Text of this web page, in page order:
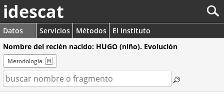
idescat
Datos Servicios Métodos
El Instituto
Nombre del recién nacido: HUGO (niño). Evolución
Metodología